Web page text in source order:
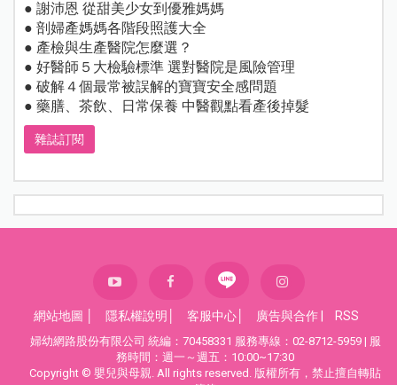
● 謝沛恩 從甜美少女到優雅媽媽
● 剖婦產媽媽各階段照護大全
● 產檢與生產醫院怎麼選？
● 好醫師５大檢驗標準 選對醫院是風險管理
● 破解４個最常被誤解的寶寶安全感問題
● 藥膳、茶飲、日常保養 中醫觀點看產後掉髮
雜誌訂閱
網站地圖 隱私權說明 客服中心 廣告與合作 RSS
婦幼網路股份有限公司 統編：70458331 服務專線：02-8712-5959 | 服
務時間：週一～週五：10:00~17:30
Copyright © 嬰兒與母親. All rights reserved. 版權所有，禁止擅自轉貼